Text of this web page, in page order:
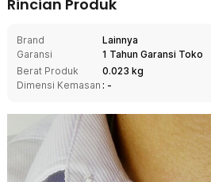
Rincian Produk
Brand
Lainnya
Garansi
1 Tahun Garansi Toko
Berat Produk
0.023 kg
Dimensi Kemasan : -